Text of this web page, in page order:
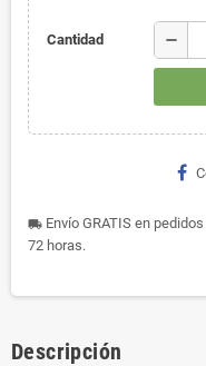
Cantidad remove
local_shipping Envío GRATIS en
72 horas.
Descripción